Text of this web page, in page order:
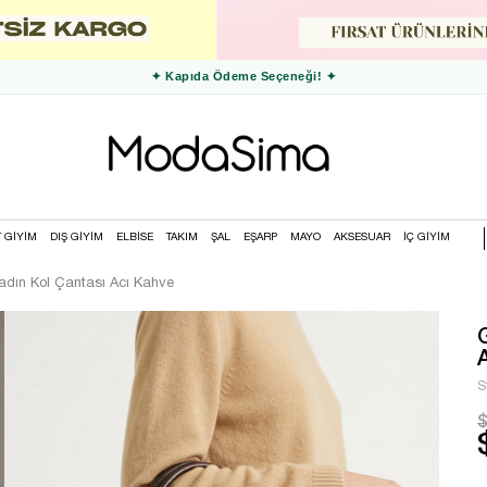
✦ 3000 TL ve Üzeri Ücretsiz Kargo ✦
GİYİM DIŞ GİYİM ELBİSE TAKIM ŞAL EŞARP MAYO AKSESUAR İÇ GİYİM
Kol Çantası Acı Kahve